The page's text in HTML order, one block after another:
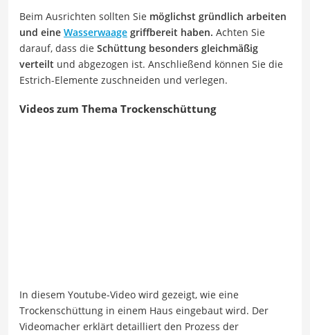
Beim Ausrichten sollten Sie möglichst gründlich arbeiten
und eine Wasserwaage griffbereit haben. Achten Sie
darauf, dass die Schüttung besonders gleichmäßig
verteilt und abgezogen ist. Anschließend können Sie die
Estrich-Elemente zuschneiden und verlegen.
Videos zum Thema Trockenschüttung
In diesem Youtube-Video wird gezeigt, wie eine
Trockenschüttung in einem Haus eingebaut wird. Der
Videomacher erklärt detailliert den Prozess der